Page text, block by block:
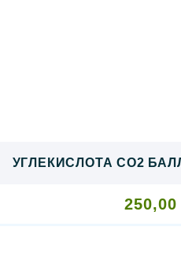
УГЛЕКИСЛОТА CO2